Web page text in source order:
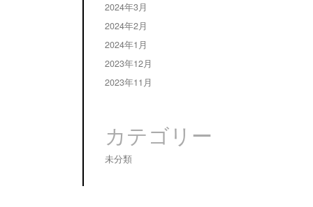
2024年3月
2024年2月
2024年1月
2023年12月
2023年11月
カテゴリー
未分類